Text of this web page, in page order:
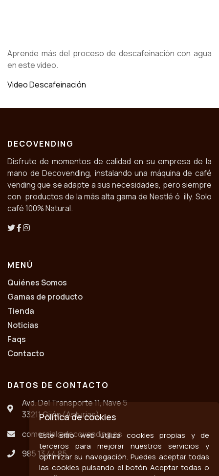
Aprende más del proceso de descafeinación con agua
en este video.
Video Descafeinación
DECOVENDING
Disfrute de momentos de calidad en su empresa de la
mano de Decovending, instalando una máquina de café
vending que se adapte a sus necesidades, pero siempre
con productos de la más alta gama de Nestlé ó illy. Solo
café 100% Natural.
MENÚ
Quiénes Somos
Gamas de producto
Tienda
Noticias
Faqs
Contacto
DATOS DE CONTACTO
Avd. Del Transporte 11, Nave 5
33211 Gijón (Asturias)
comercial@decovending.es
985 13 44 85
Política de cookies
Este sitio web utiliza cookies propias y de
terceros para mejorar nuestros servicios y
optimizar su navegación. Puedes aceptar todas
las cookies pulsando el botón Aceptar todas o